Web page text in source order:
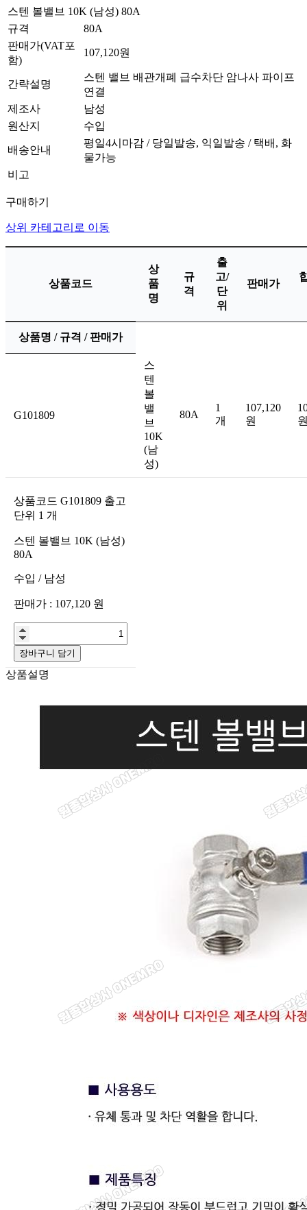
스텐 볼밸브 10K (남성) 80A
규격
80A
판매가(VAT포
함)
107,120원
간략설명
스텐 밸브 배관개폐 급수차단 암나사 파이프
연결
제조사
남성
원산지
수입
배송안내
평일4시마감 / 당일발송, 익일발송 / 택배, 화
물가능
비고
구매하기
상위 카테고리로 이동
상품코드
상
품
명
규
격
출
고/
단
위
판매가
상품명 / 규격 / 판매가
G101809
스
텐
볼
밸
브
10K
(남
성)
80A
1
개
107,120
원
상품코드 G101809 출고
단위 1 개
스텐 볼밸브 10K (남성)
80A
수입 / 남성
판매가 : 107,120 원
장바구니 담기
상품설명